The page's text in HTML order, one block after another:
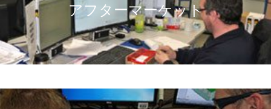
アフターマーケット